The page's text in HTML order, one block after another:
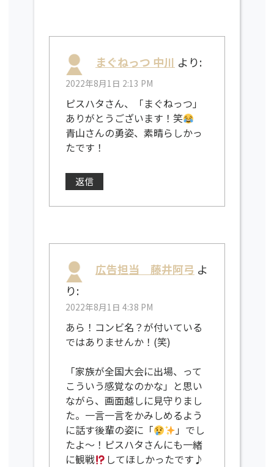
まぐねっつ 中川 より:
2022年8月1日 2:13 PM
ピスハタさん、「まぐねっつ」
ありがとうございます！笑
青山さんの勇姿、素晴らしかっ
たです！
返信
広告担当 藤井阿弓 よ
り:
2022年8月1日 4:38 PM
あら！コンビ名？が付いている
ではありませんか！(笑)
「家族が全国大会に出場、って
こういう感覚なのかな」と思い
ながら、画面越しに見守りまし
た。一言一言をかみしめるよう
に話す後輩の姿に「
」でし
たよ～！ピスハタさんにも一緒
に観戦
してほしかったです♪